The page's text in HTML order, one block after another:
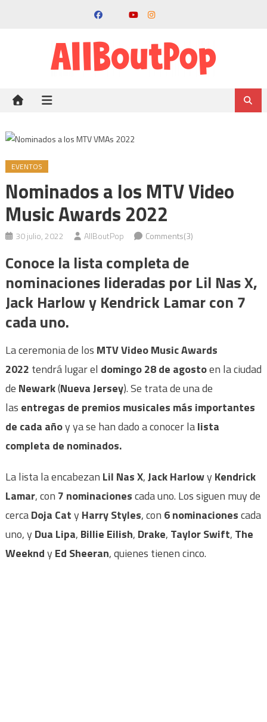
EVENTOS
Nominados a los MTV Video
Music Awards 2022
30 julio, 2022 AllBoutPop Comments(3)
Conoce la lista completa de
nominaciones lideradas por Lil Nas X,
Jack Harlow y Kendrick Lamar con 7
cada uno.
La ceremonia de los MTV Video Music Awards
2022 tendrá lugar el domingo 28 de agostoen la ciudad
de Newark(Nueva Jersey). Se trata de una de
las entregas de premios musicales más importantes
de cada añoy ya se han dado a conocer lalista
completa de nominados.
La lista la encabezan Lil Nas X,Jack Harlowy Kendrick
Lamar, con 7 nominacionescada uno. Los siguen muy de
cercaDoja Caty Harry Styles, con 6 nominacionescada
uno, y Dua Lipa, Billie Eilish, Drake, Taylor Swift, The
Weekndy Ed Sheeran, quienes tienen cinco.